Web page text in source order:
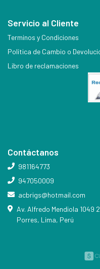
Servicio al Cliente
Terminos y Condiciones
Política de Cambio o
Libro de reclamaciones
Contáctanos
981164773
947050009
acbrigs@hotmail.com
Av. Alfredo Mendiola 1049
Porres, Lima, Perú